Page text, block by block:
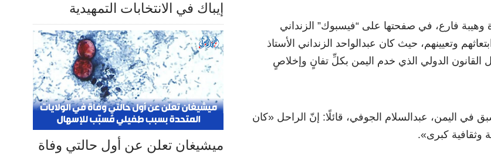
وهيبة فارع، في صفحتها على “فيسبوك” الزنداني
وتعيينهم، حيث كان عبدالواحد الزنداني الأستاذ
القانون الدولي الذي خدم اليمن بكلِّ تفانٍ وإخلاصٍ
في اليمن، عبدالسلام الجوفي، قائلًا: إنّ الراحل «كان
وثقافية كبرى».
إيباك في الانتخابات التمهيدية
ميشيغان تعلن عن أول حالتي وفاة